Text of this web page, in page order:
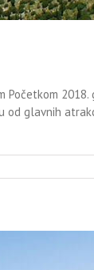
glavnih